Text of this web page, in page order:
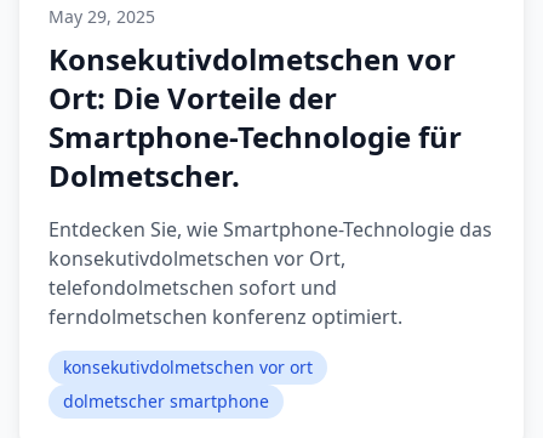
May 29, 2025
Konsekutivdolmetschen vor
Ort: Die Vorteile der
Smartphone-Technologie für
Dolmetscher.
Entdecken Sie, wie Smartphone-Technologie das
konsekutivdolmetschen vor Ort,
telefondolmetschen sofort und
ferndolmetschen konferenz optimiert.
konsekutivdolmetschen vor ort
dolmetscher smartphone